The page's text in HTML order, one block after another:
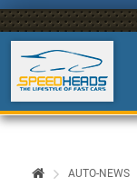
AUTO-NEWS